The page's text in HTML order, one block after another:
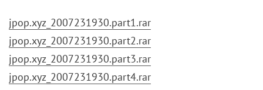
jpop.xyz_2007231930.part1.rar
jpop.xyz_2007231930.part2.rar
jpop.xyz_2007231930.part3.rar
jpop.xyz_2007231930.part4.rar